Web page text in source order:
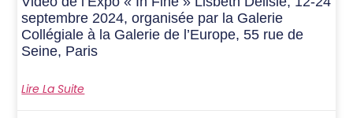
septembre 2024, organisée par la Galerie
Collégiale à la Galerie de l’Europe, 55 rue de
Seine, Paris
Lire La Suite